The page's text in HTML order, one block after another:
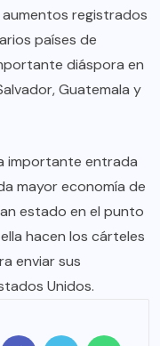
registrados
países de
diáspora en
Guatemala y
importante entrada
mayor economía de
estado en el punto
hacen los cárteles
enviar sus
Unidos.